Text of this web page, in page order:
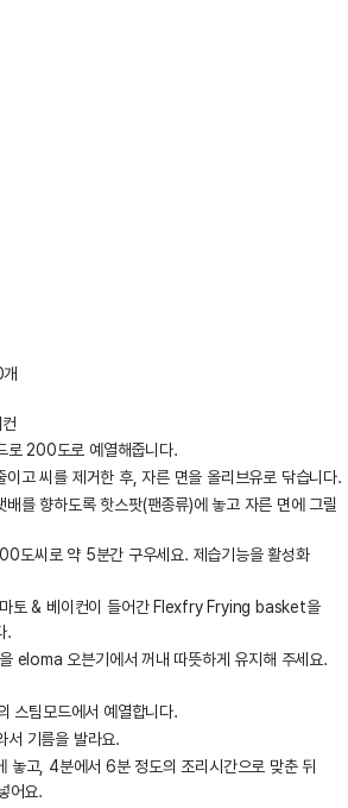
로 200도로 예열해줍니다.
이고 씨를 제거한 후, 자른 면을 올리브유로 닦습니다.
배를 향하도록 핫스팟(팬종류)에 놓고 자른 면에 그릴
도씨로 약 5분간 구우세요. 제습기능을 활성화
마토 & 베이컨이 들어간 Flexfry Frying basket을
.
eloma 오븐기에서 꺼내 따뜻하게 유지해 주세요.
스팀모드에서 예열합니다.
서 기름을 발라요.
놓고, 4분에서 6분 정도의 조리시간으로 맞춘 뒤
어요.